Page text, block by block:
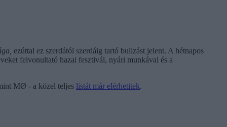
ezúttal ez szerdától szerdáig tartó bulizást jelent. A hétnapos
felvonultató hazai fesztivál, nyári munkával és a
MØ - a közel teljes listát már elérhetitek.